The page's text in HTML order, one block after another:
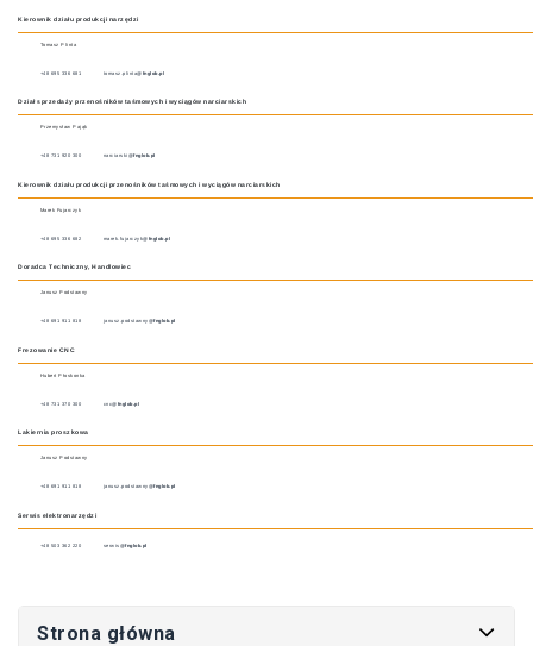
Kierownik działu produkcji narzędzi
Tomasz Plinta
+48 695 336 681 tomasz.plinta@fnglob.pl
Dział sprzedaży przenośników taśmowych i wyciągów narciarskich
Przemysław Pająk
+48 731 920 300 narciarski @fnglob.pl
Kierownik działu produkcji przenośników taśmowych i wyciągów narciarskich
Marek Fujarczyk
+48 695 336 682 marek.fujarczyk@fnglob.pl
Doradca Techniczny, Handlowiec
Janusz Podstawny
+48 691 911 818 janusz.podstawny @fnglob.pl
Frezowanie CNC
Hubert Płoskonka
+48 731 370 300 cnc@fnglob.pl
Lakiernia proszkowa
Janusz Podstawny
+48 691 911 818 janusz.podstawny @fnglob.pl
Serwis elektronarzędzi
+48 503 362 220 serwis @fnglob.pl
Strona główna